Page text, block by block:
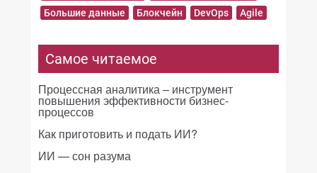
Большие данные
Блокчейн DevOps Agile
Самое читаемое
Процессная аналитика – инструмент
повышения эффективности бизнес-
процессов
Как приготовить и подать ИИ?
ИИ — сон разума